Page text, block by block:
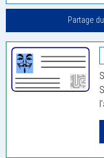
Partage